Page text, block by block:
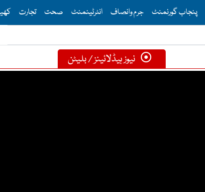
پنجاب گورنمنٹ جرم وانصاف انٹرٹینمنٹ صحت تجارت
نیوز ہیڈلائینز / بلیٹن